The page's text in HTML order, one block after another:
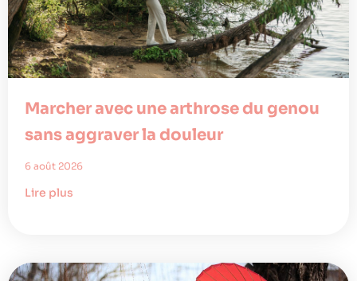
Marcher avec une arthrose du genou
sans aggraver la douleur
6 août 2026
Lire plus